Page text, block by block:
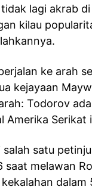
lagi akrab
kilau
ke arah
kejayaan
Todorov
Amerika Serikat
satu
saat melawan